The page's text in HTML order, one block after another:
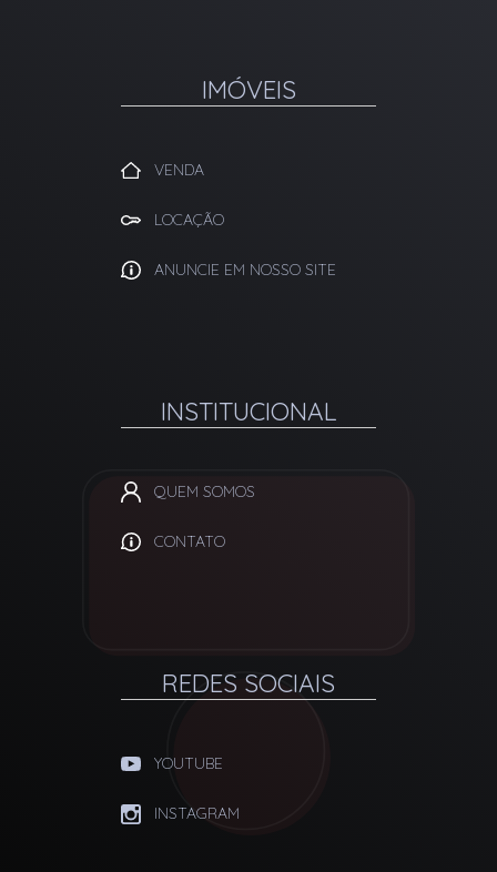
IMÓVEIS
VENDA
LOCAÇÃO
ANUNCIE EM NOSSO SITE
INSTITUCIONAL
QUEM SOMOS
CONTATO
REDES SOCIAIS
YOUTUBE
INSTAGRAM